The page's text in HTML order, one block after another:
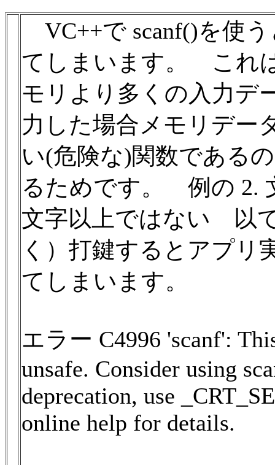
VC++で scanf()を使
てしまいます。 これ
モリより多くの入力デ
力した場合メモリデー
い(危険な)関数である
るためです。 例の 2.
文字以上ではない 以
く）打鍵するとアプリ
てしまいます。
エラー C4996 'scanf':
unsafe. Consider using
deprecation, use
online help for details.